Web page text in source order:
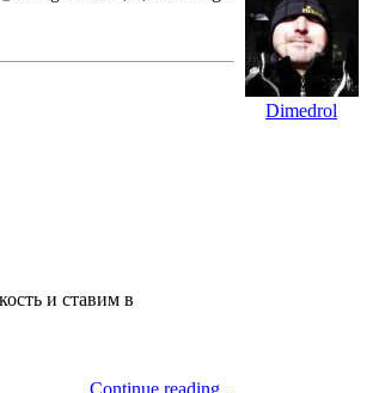
и ставим в
Continue reading...
Dimedrol